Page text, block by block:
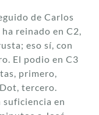
de Carlos
reinado en C2,
eso sí, con
El podio en C3
primero,
tercero.
suficiencia en